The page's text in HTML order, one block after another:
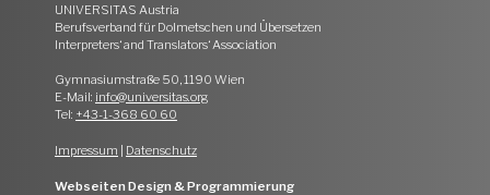
UNIVERSITAS Austria
Berufsverband für Dolmetschen und Übersetzen
Interpreters‘ and Translators‘ Association
Gymnasiumstraße 50, 1190 Wien
E-Mail: info@universitas.org
Tel: +43-1-368 60 60
Impressum Datenschutz
Webseiten Design & Programmierung